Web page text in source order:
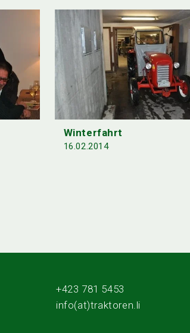
Winterfahrt
16.02.2014
+423 781 5453
info(at)traktoren.li